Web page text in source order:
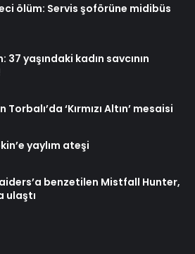
ölüm: Servis şoförüne midibüs
37 yaşındaki kadın savcının
‘Kırmızı Altın’ mesaisi
yaylım ateşi
benzetilen Mistfall Hunter,
ulaştı